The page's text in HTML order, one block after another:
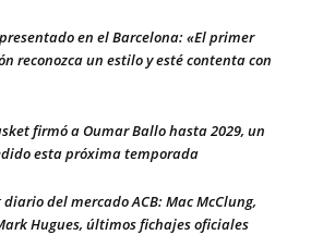
en el Barcelona: «El primer
reconozca un estilo y esté contenta con
firmó a Oumar Ballo hasta 2029, un
esta próxima temporada
del mercado ACB: Mac McClung,
Hugues, últimos fichajes oficiales